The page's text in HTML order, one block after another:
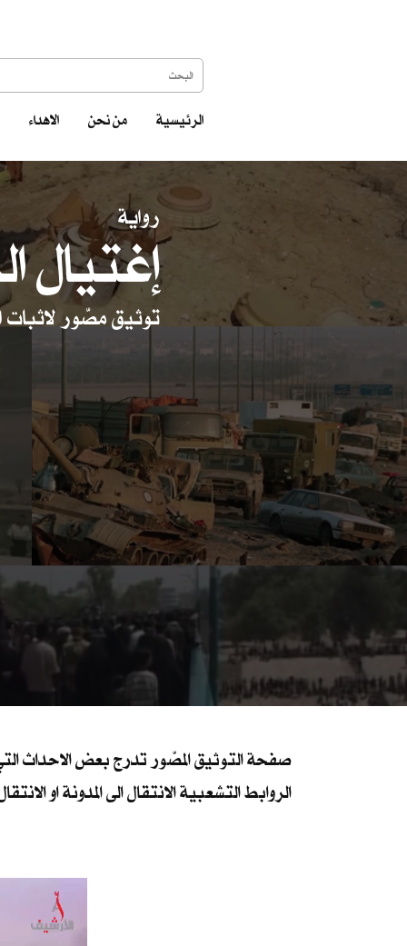
الرئيسية من نحن الاهداء
رواية
إغتيال
توثيق مصّور لاثبات
صفحة التوثيق المصّور تدرج بعض الاحداث
الروابط التشعبية الانتقال الى المدونة او